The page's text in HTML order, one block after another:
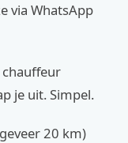
via WhatsApp
je uit. Simpel.
20 km)